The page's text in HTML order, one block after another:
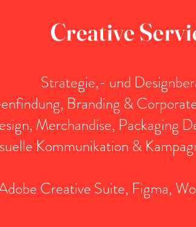
Creative
Strategie,- und
Branding &
Merchandise, Packaging
Kommunikation &
Creative Suite, Figma,